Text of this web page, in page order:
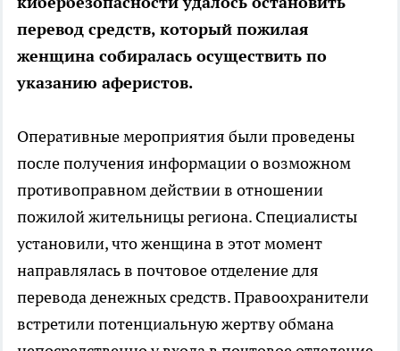
перевод средств, который пожилая
женщина собиралась осуществить по
указанию аферистов.
Оперативные мероприятия были проведены
после получения информации о возможном
противоправном действии в отношении
пожилой жительницы региона. Специалисты
установили, что женщина в этот момент
направлялась в почтовое отделение для
перевода денежных средств. Правоохранители
встретили потенциальную жертву обмана